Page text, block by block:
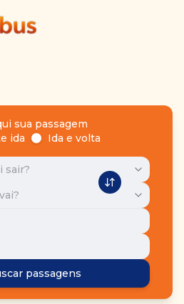
sua passagem
ida
Ida e volta
sair?
passagens